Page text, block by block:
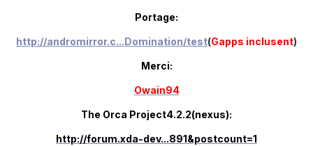
Portage:
http://andromirror.c...Domination/test(Gapps inclusent)
Merci:
Owain94
The Orca Project4.2.2(nexus):
http://forum.xda-dev...891&postcount=1